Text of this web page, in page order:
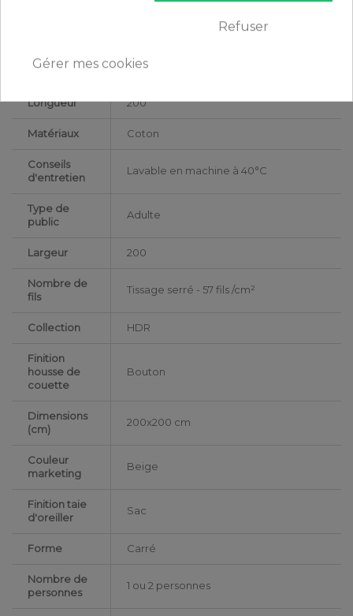
DESCRIPTIF TECHNIQUE
Certification Oeko-Tex®
Longueur 200
Matériaux Coton
Conseils
d'entretien
Lavable en machine à 40°C
Type de
public
Adulte
Largeur 200
Nombre de
fils
Tissage serré - 57 fils /cm²
Collection HDR
Finition
housse de
couette
Bouton
Dimensions
(cm)
200x200 cm
Couleur
marketing
Beige
Finition taie
d'oreiller
Sac
Forme Carré
Nombre de
personnes
1 ou 2 personnes
Refuser
Gérer mes cookies